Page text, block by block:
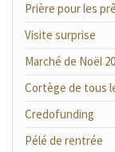
Prière pour les
Visite surprise
Marché de Noël
Cortège de tous
Credofunding
Pélé de rentrée